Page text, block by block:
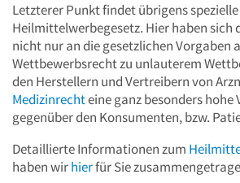
Letzterer Punkt findet übrigens
Heilmittelwerbegesetz. Hier haben sich
nicht nur an die gesetzlichen Vorgaben
Wettbewerbsrecht zu unlauterem
den Herstellern und Vertreibern von
Medizinrechteine ganz besonders
gegenüber den Konsumenten, bzw.
Detaillierte Informationen zum
haben wirhierfür Sie